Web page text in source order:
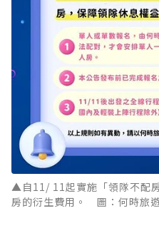
▲自11/ 11起實施「領隊不配
房的衍生費用。 圖：何時旅